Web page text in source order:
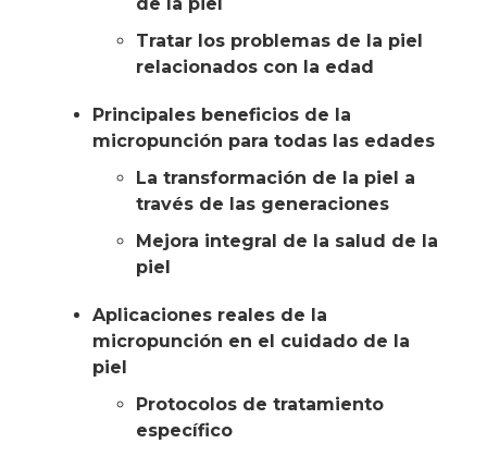
Tratar los problemas de la piel
relacionados con la edad
Principales beneficios de la
micropunción para todas las edades
La transformación de la piel a
través de las generaciones
Mejora integral de la salud de la
piel
Aplicaciones reales de la
micropunción en el cuidado de la
piel
Protocolos de tratamiento
específico